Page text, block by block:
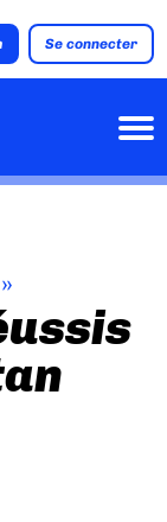
Se connecter
»